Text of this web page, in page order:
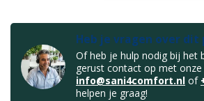
Heb je vragen over dit
Of heb je hulp nodig bij het
gerust contact op met onze
info@sani4comfort.nl of
helpen je graag!